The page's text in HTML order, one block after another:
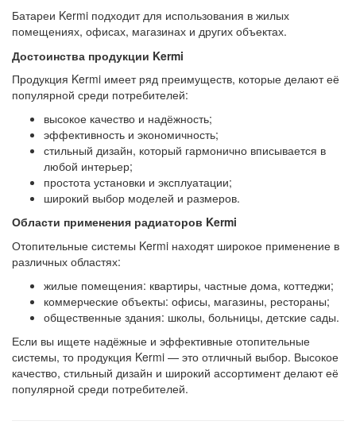
Батареи Kermi подходит для использования в жилых
помещениях, офисах, магазинах и других объектах.
Достоинства продукции Kermi
Продукция Kermi имеет ряд преимуществ, которые делают её
популярной среди потребителей:
высокое качество и надёжность;
эффективность и экономичность;
стильный дизайн, который гармонично вписывается в
любой интерьер;
простота установки и эксплуатации;
широкий выбор моделей и размеров.
Области применения радиаторов Kermi
Отопительные системы Kermi находят широкое применение в
различных областях:
жилые помещения: квартиры, частные дома, коттеджи;
коммерческие объекты: офисы, магазины, рестораны;
общественные здания: школы, больницы, детские сады.
Если вы ищете надёжные и эффективные отопительные
системы, то продукция Kermi — это отличный выбор. Высокое
качество, стильный дизайн и широкий ассортимент делают её
популярной среди потребителей.